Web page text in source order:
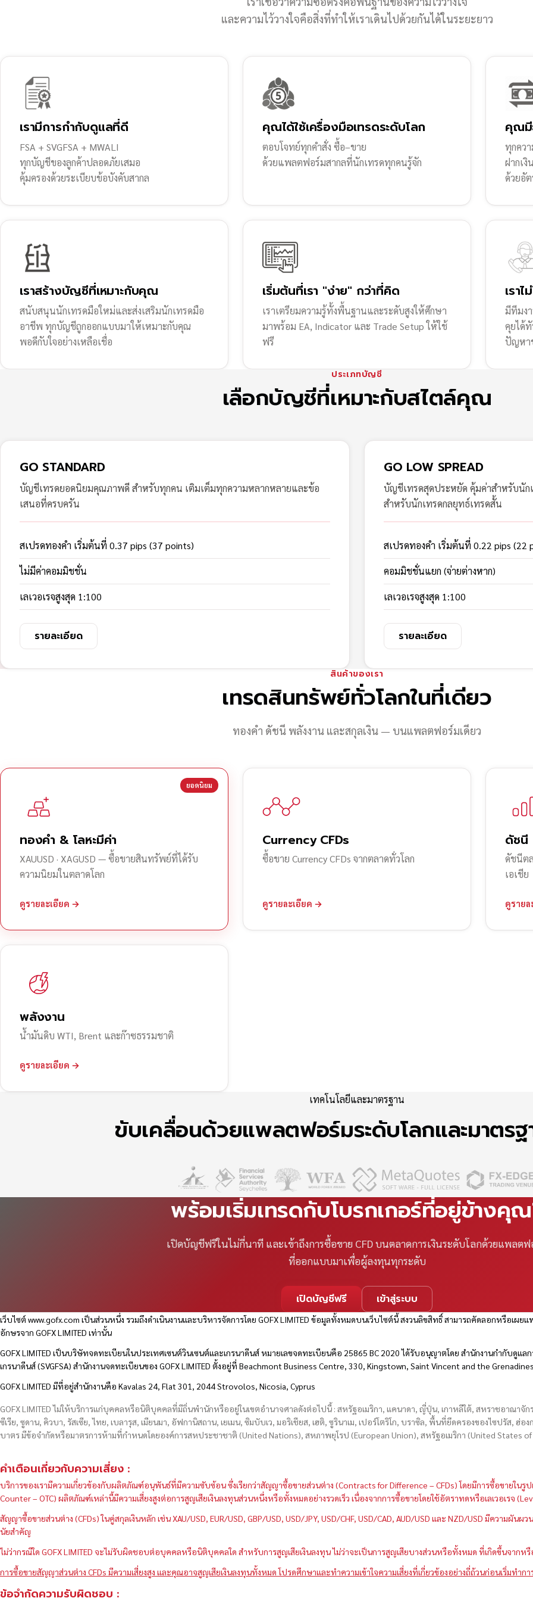
และความไว้วางใจคือสิ่งที่ทำให้เราเดินไปด้วยกันได้ในระยะยาว
เรามีการกำกับดูแลที่ดี
FSA + SVGFSA + MWALI
ทุกบัญชีของลูกค้าปลอดภัยเสมอ
คุ้มครองด้วยระเบียบข้อบังคับสากล
คุณได้ใช้เครื่องมือเทรดระดับโลก
ตอบโจทย์ทุกคำสั่ง ซื้อ–ขาย
ด้วยแพลตฟอร์มสากลที่นักเทรดทุกคนรู้จัก
คุณมี
ทุกควา
ฝากเงิ
ด้วยอั
เราสร้างบัญชีที่เหมาะกับคุณ
สนับสนุนนักเทรดมือใหม่และส่งเสริมนักเทรดมือ
อาชีพ ทุกบัญชีถูกออกแบบมาให้เหมาะกับคุณ
พอดีกับใจอย่างเหลือเชื่อ
เริ่มต้นที่เรา "ง่าย" กว่าที่คิด
เราเตรียมความรู้ทั้งพื้นฐานและระดับสูงให้ศึกษา
มาพร้อม EA, Indicator และ Trade Setup ให้ใช้
ฟรี
เรา
มีทีมง
คุยได้
ปัญหา
ประเภทบัญชี
เลือกบัญชีที่เหมาะกับสไตล์คุณ
GO STANDARD
บัญชีเทรดยอดนิยมคุณภาพดี สำหรับทุกคน เติมเต็มทุกความหลากหลายและข้อ
เสนอที่ครบครัน
สเปรดทองคำ เริ่มต้นที่ 0.37 pips (37 points)
ไม่มีค่าคอมมิชชั่น
เลเวอเรจสูงสุด 1:100
รายละเอียด
GO LOW SPREAD
บัญชีเทรดสุดประหยัด คุ้มค่าสำหรับนัก
สำหรับนักเทรดกลยุทธ์เทรดสั้น
สเปรดทองคำ เริ่มต้นที่ 0.22 pips (22
คอมมิชชั่นแยก (จ่ายต่างหาก)
เลเวอเรจสูงสุด 1:100
รายละเอียด
สินค้าของเรา
เทรดสินทรัพย์ทั่วโลกในที่เดียว
ทองคำ ดัชนี พลังงาน และสกุลเงิน — บนแพลตฟอร์มเดียว
ยอดนิยม
ทองคำ & โลหะมีค่า
XAUUSD · XAGUSD — ซื้อขายสินทรัพย์ที่ได้รับ
ความนิยมในตลาดโลก
ดูรายละเอียด →
Currency CFDs
ซื้อขาย Currency CFDs จากตลาดทั่วโลก
ดูรายละเอียด →
ดัชนี
ดัชนีต
เอเชีย
ดูราย
พลังงาน
น้ำมันดิบ WTI, Brent และก๊าซธรรมชาติ
ดูรายละเอียด →
เทคโนโลยีและมาตรฐาน
ขับเคลื่อนด้วยแพลตฟอร์มระดับโลกและมาตรฐ
พร้อมเริ่มเทรดกับโบรกเกอร์ที่อยู่ข้างคุ
เปิดบัญชีฟรีในไม่กี่นาที และเข้าถึงการซื้อขาย CFD บนตลาดการเงินระดับโลกด้วยแพลตฟ
ที่ออกแบบมาเพื่อผู้ลงทุนทุกระดับ
เปิดบัญชีฟรี เข้าสู่ระบบ
เว็บไซต์www.gofx.com เป็นส่วนหนึ่ง รวมถึงดำเนินงานและบริหารจัดการโดย GOFX LIMITED ข้อมูลทั้งหมดบนเว็บไซต์นี้ สงวนลิขสิทธิ์ สามารถคัดลอกหรือเผ
อักษรจาก GOFX LIMITED เท่านั้น
GOFX LIMITED เป็นบริษัทจดทะเบียนในประเทศเซนต์วินเซนต์และเกรนาดีนส์ หมายเลขจดทะเบียนคือ 25865 BC 2020 ได้รับอนุญาตโดย สำนักงานกำกับดูแล
เกรนาดีนส์ (SVGFSA) สำนักงานจดทะเบียนของ GOFX LIMITED ตั้งอยู่ที่ Beachmont Business Centre, 330, Kingstown, Saint Vincent and the Grenadines
GOFX LIMITED มีที่อยู่สำนักงานคือ Kavalas 24, Flat 301, 2044 Strovolos, Nicosia, Cyprus
GOFX LIMITED ไม่ให้บริการแก่บุคคลหรือนิติบุคคลที่มีถิ่นพำนักหรืออยู่ในเขตอำนาจศาลดังต่อไปนี้ : สหรัฐอเมริกา, แคนาดา, ญี่ปุ่น, เกาหลีใต้, สหราชอาณาจั
ซีเรีย, ซูดาน, คิวบา, รัสเซีย, ไทย, เบลารุส, เมียนมา, อัฟกานิสถาน, เยเมน, ซิมบับเว, มอริเชียส, เฮติ, ซูรินาเม, เปอร์โตริโก, บราซิล, พื้นที่ยึดครองของไซปรัส, ฮ่อ
บาตร มีข้อจำกัดหรือมาตรการห้ามที่กำหนดโดยองค์การสหประชาชาติ (United Nations), สหภาพยุโรป (European Union), สหรัฐอเมริกา (United States
คำเตือนเกี่ยวกับความเสี่ยง :
บริการของเรามีความเกี่ยวข้องกับผลิตภัณฑ์อนุพันธ์ที่มีความซับซ้อน ซึ่งเรียกว่าสัญญาซื้อขายส่วนต่าง (Contracts for Difference – CFDs) โดยมีการซื้อขายใ
Counter – OTC) ผลิตภัณฑ์เหล่านี้มีความเสี่ยงสูงต่อการสูญเสียเงินลงทุนส่วนหนึ่งหรือทั้งหมดอย่างรวดเร็ว เนื่องจากการซื้อขายโดยใช้อัตราทดหรือเลเวอเรจ
สัญญาซื้อขายส่วนต่าง (CFDs) ในคู่สกุลเงินหลัก เช่น XAU/USD, EUR/USD, GBP/USD, USD/JPY, USD/CHF, USD/CAD, AUD/USD และ NZD/USD มีความผัน
นัยสำคัญ
ไม่ว่ากรณีใด GOFX LIMITED จะไม่รับผิดชอบต่อบุคคลหรือนิติบุคคลใด สำหรับการสูญเสียเงินลงทุน ไม่ว่าจะเป็นการสูญเสียบางส่วนหรือทั้งหมด ที่เกิดขึ้นจากหรื
การซื้อขายสัญญาส่วนต่าง CFDs มีความเสี่ยงสูง และคุณอาจสูญเสียเงินลงทุนทั้งหมด โปรดศึกษาและทำความเข้าใจความเสี่ยงที่เกี่ยวข้องอย่างถี่ถ้วนก่อนเริ่มทำกา
ข้อจำกัดความรับผิดชอบ :